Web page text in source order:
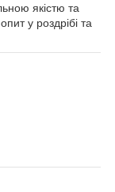
якістю та
у роздрібі та